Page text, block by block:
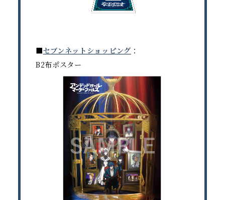
■セブンネットショッピング ：
B2布ポスター